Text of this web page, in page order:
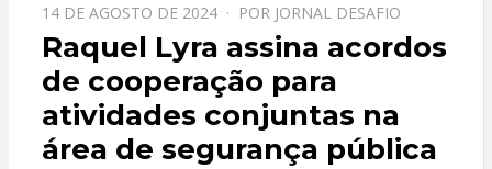
PPOSTADO
EM
14 DE AGOSTO DE 2024 POR JORNAL DESAFIO
Raquel Lyra assina acordos
de cooperação para
atividades conjuntas na
área de segurança pública